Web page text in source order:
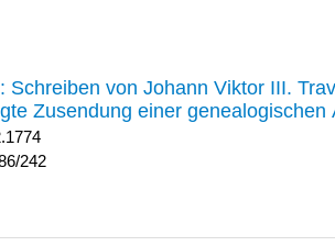
242 : Schreiben von Johann Viktor III.
Zusendung einer genealogischen
242